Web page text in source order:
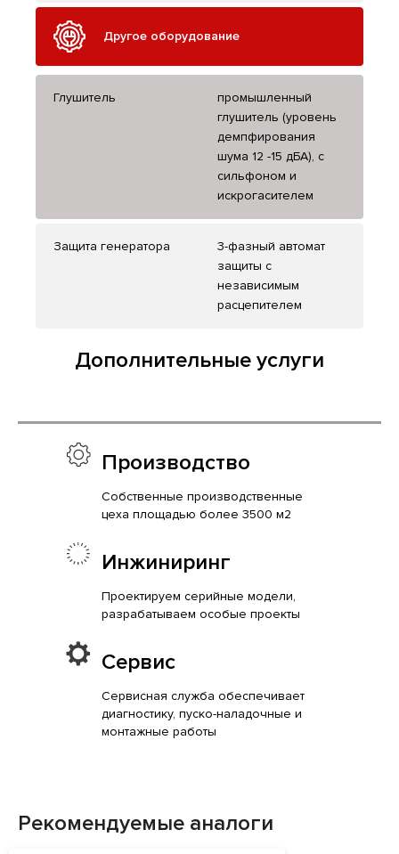
Другое оборудование
Глушитель
промышленный
глушитель (уровень
демпфирования
шума 12 -15 дБА), с
сильфоном и
искрогасителем
Защита генератора
3-фазный автомат
защиты с
независимым
расцепителем
Дополнительные услуги
Производство
Собственные производственные
цеха площадью более 3500 м2
Инжиниринг
Проектируем серийные модели,
разрабатываем особые проекты
Сервис
Сервисная служба обеспечивает
диагностику, пуско-наладочные и
монтажные работы
Рекомендуемые аналоги